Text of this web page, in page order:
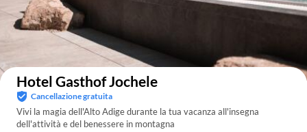
Hotel Gasthof Jochele
Cancellazione gratuita
Vivi la magia dell'Alto Adige durante la tua vacanza all'insegna
dell'attività e del benessere in montagna